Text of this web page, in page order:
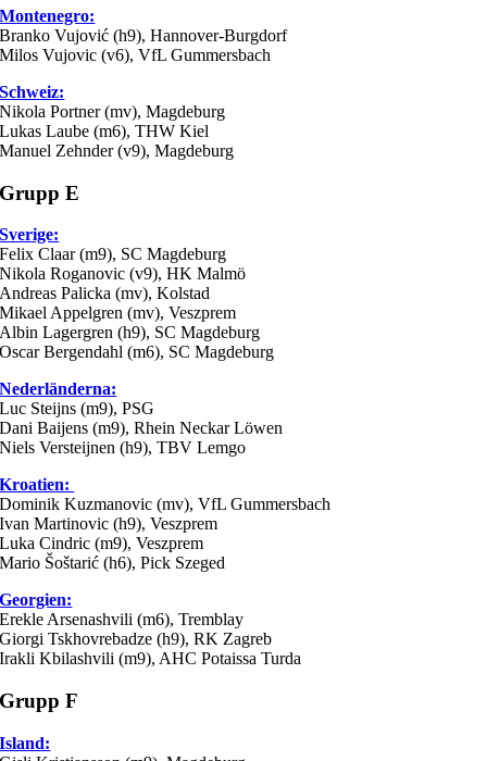
Montenegro:
Branko Vujović (h9), Hannover-Burgdorf
Milos Vujovic (v6), VfL Gummersbach
Schweiz:
Nikola Portner (mv), Magdeburg
Lukas Laube (m6), THW Kiel
Manuel Zehnder (v9), Magdeburg
Grupp E
Sverige:
Felix Claar (m9), SC Magdeburg
Nikola Roganovic (v9), HK Malmö
Andreas Palicka (mv), Kolstad
Mikael Appelgren (mv), Veszprem
Albin Lagergren (h9), SC Magdeburg
Oscar Bergendahl (m6), SC Magdeburg
Nederländerna:
Luc Steijns (m9), PSG
Dani Baijens (m9), Rhein Neckar Löwen
Niels Versteijnen (h9), TBV Lemgo
Kroatien:
Dominik Kuzmanovic (mv), VfL Gummersbach
Ivan Martinovic (h9), Veszprem
Luka Cindric (m9), Veszprem
Mario Šoštarić (h6), Pick Szeged
Georgien:
Erekle Arsenashvili (m6), Tremblay
Giorgi Tskhovrebadze (h9), RK Zagreb
Irakli Kbilashvili (m9), AHC Potaissa Turda
Grupp F
Island: